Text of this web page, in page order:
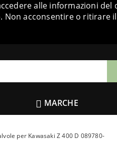
alle informazioni
acconsentire o ritirare
MARCHE
per Kawasaki Z 400 D 089780-